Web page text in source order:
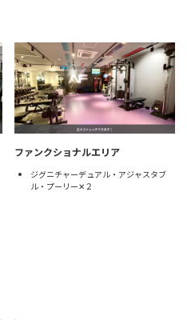
ファンクショナルエリア
ジグニチャーデュアル・アジャスタブ
ル・プーリー✕２